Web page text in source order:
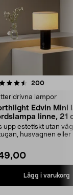
200
lampor
Edvin Mini
linne, 21
upp estetiskt utan
husvagnen eller
Lägg i varukorg
4.5av 5 stjärnor